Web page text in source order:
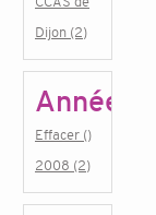
Dijon (2)
Année
Effacer ()
2008 (2)